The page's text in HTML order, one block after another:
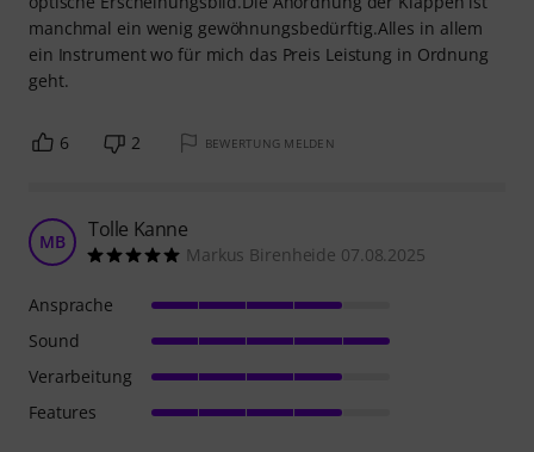
manchmal ein wenig gewöhnungsbedürftig.Alles in allem
ein Instrument wo für mich das Preis Leistung in Ordnung
geht.
6 2 BEWERTUNG MELDEN
MB Tolle Kanne
Markus Birenheide 07.08.2025
Ansprache
Sound
Verarbeitung
Features